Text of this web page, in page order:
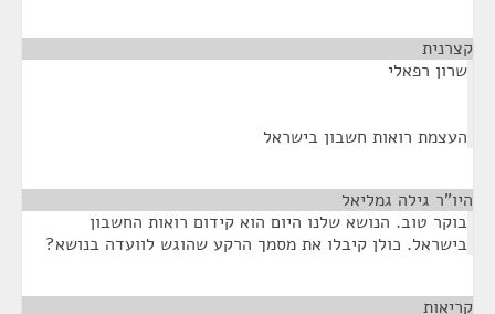
קצרנית
שרון רפאלי
העצמת רואות חשבון בישראל
היו"ר גילה גמליאל
בוקר טוב. הנושא שלנו היום הוא קידום רואות החשבון
בישראל. כולן קיבלו את מסמך הרקע שהוגש לוועדה בנושא?
קריאות